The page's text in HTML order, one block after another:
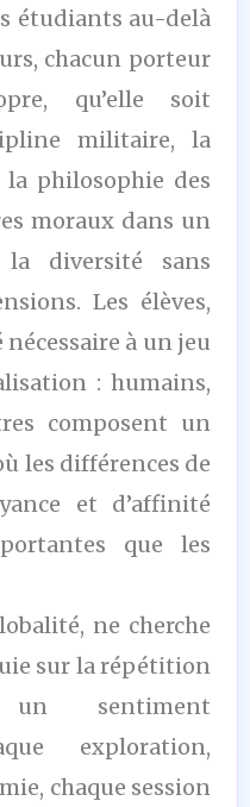
étudiants au-delà
chacun porteur
qu’elle soit
militaire, la
la philosophie des
moraux dans un
diversité sans
Les élèves,
à un jeu
: humains,
composent un
les différences de
et d’affinité
que les
ne cherche
sur la répétition
sentiment
exploration,
chaque session